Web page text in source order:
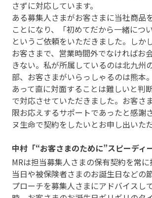
さずに対応しています。
ある募集人さまがお客さまに当社商品
ことになり、「初めてだから一緒につ
というご依頼をいただきました。しか
お客さまで、営業時間外でなければお
きない。私が所属しているのは北九州
部、お客さまがいらっしゃるのは熊本
あって直に対面することは難しいと判
で対応させていただきました。お客さ
限お応えするサポートであったと感謝
ヌ生命で契約をしたいとお申し出いた
中村「“お客さまのために”スピーディ
MRは担当募集人さまの保有契約を常
当日や被保険者さまのお誕生日などの
プローチを募集人さまにアドバイスし